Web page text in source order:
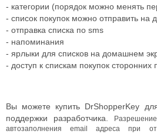
- категории (порядок можно менять
- список покупок можно отправить на
- отправка списка по sms
- напоминания
- ярлыки для списков на домашнем
- доступ к спискам покупок сторонних
Вы можете купить DrShopperKey
поддержки разработчика.
автозаполнения email адреса при